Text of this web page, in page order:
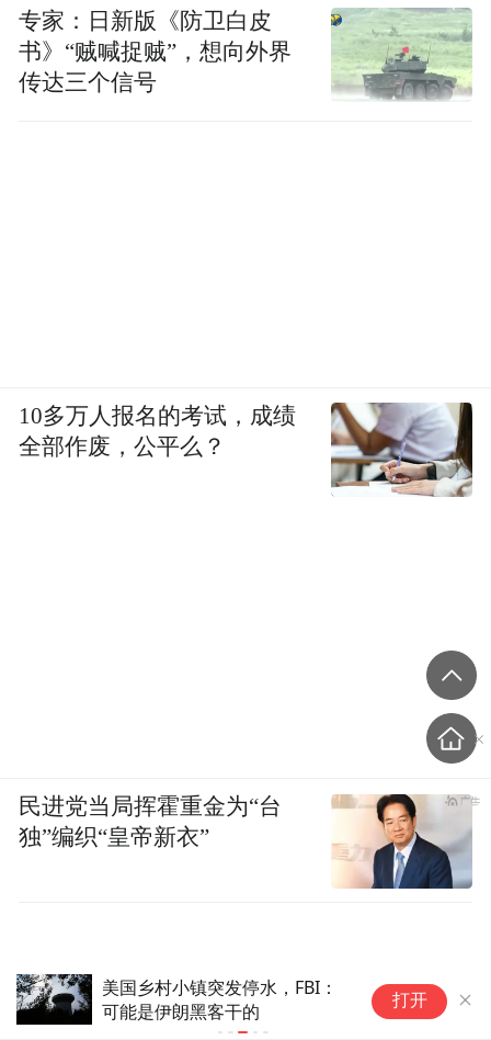
美国乡村小镇突发停水，FBI：
可能是伊朗黑客干的
打开
专家：日新版《防卫白皮
书》“贼喊捉贼”，想向外界
传达三个信号
10多万人报名的考试，成绩
全部作废，公平么？
民进党当局挥霍重金为“台
独”编织“皇帝新衣”